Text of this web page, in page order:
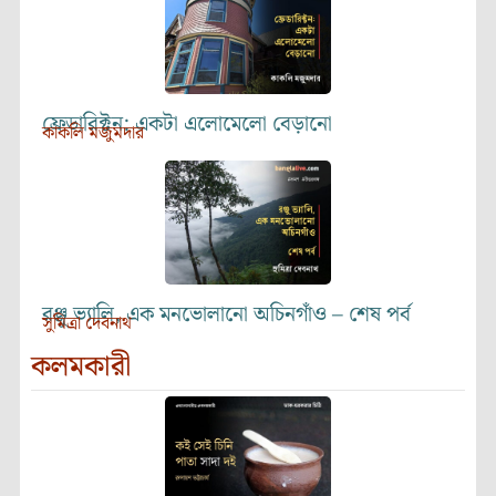
ফ্রেডারিক্টন: একটা এলোমেলো বেড়ানো
কাকলি মজুমদার
রঞ্জু ভ্যালি, এক মনভোলানো অচিনগাঁও – শেষ পর্ব
সুমিত্রা দেবনাথ
কলমকারী